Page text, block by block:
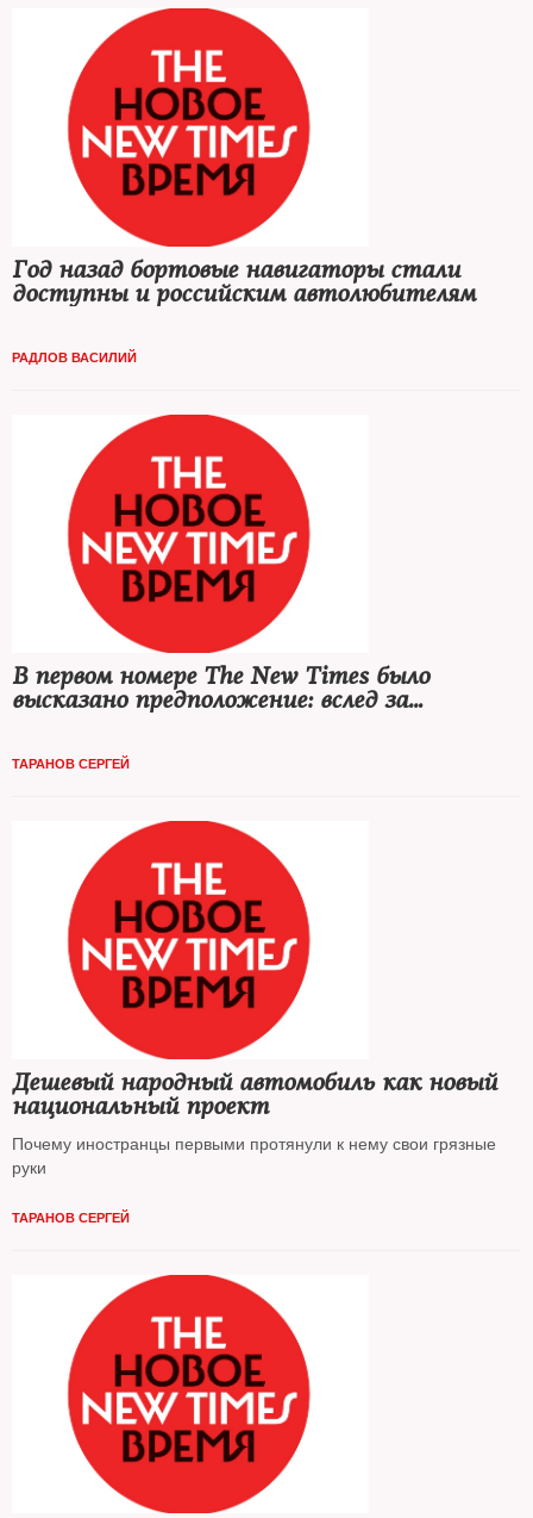
Год назад бортовые навигаторы стали
доступны и российским автолюбителям
РАДЛОВ ВАСИЛИЙ
В первом номере The New Times было
высказано предположение: вслед за
России на 2—5%, поднимут цены и другие
автопроизводители — в первую очередь
ТАРАНОВ СЕРГЕЙ
Дешевый народный автомобиль как новый
национальный проект
Почему иностранцы первыми протянули к нему свои грязные
руки
ТАРАНОВ СЕРГЕЙ